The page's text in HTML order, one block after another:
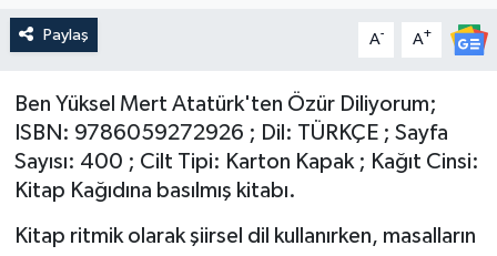
Paylaş A- A+
Ben Yüksel Mert Atatürk'ten Özür Diliyorum;
ISBN: 9786059272926 ; Dil: TÜRKÇE ; Sayfa
Sayısı: 400 ; Cilt Tipi: Karton Kapak ; Kağıt Cinsi:
Kitap Kağıdına basılmış kitabı.
Kitap ritmik olarak şiirsel dil kullanırken, masalların
Sağlık & Yaşam
Siyaset
Spor